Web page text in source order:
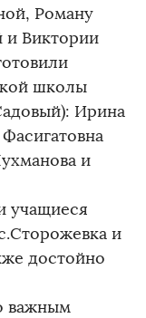
Роману
и Виктории
школы
Ирина
и
учащиеся
и
достойно
важным